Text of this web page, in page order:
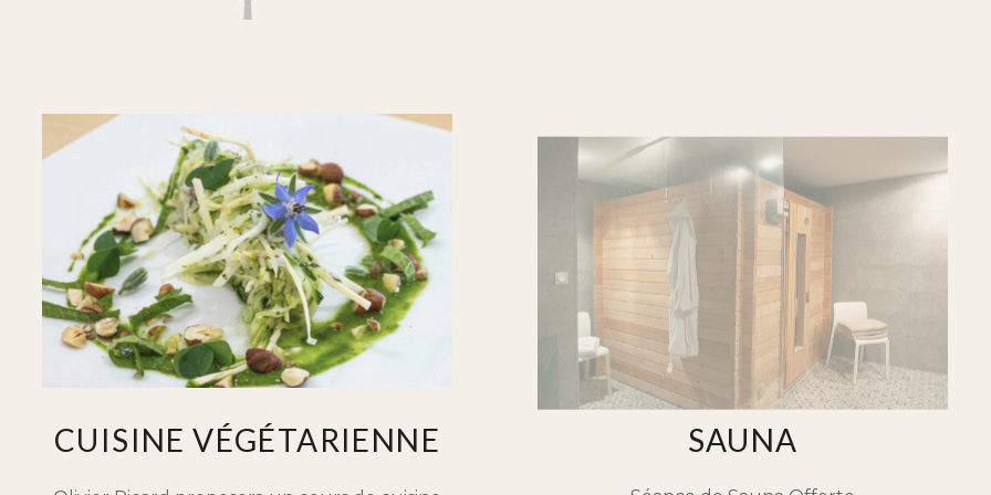
CUISINE VÉGÉTARIENNE SAUNA